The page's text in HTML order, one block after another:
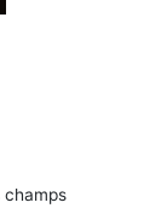
champs